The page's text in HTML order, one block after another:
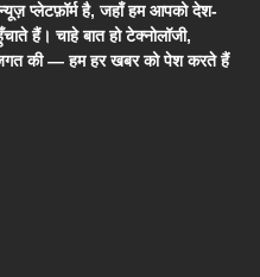
प्लेटफ़ॉर्म है, जहाँ हम आपको देश-
हैं। चाहे बात हो टेक्नोलॉजी,
की — हम हर खबर को पेश करते हैं